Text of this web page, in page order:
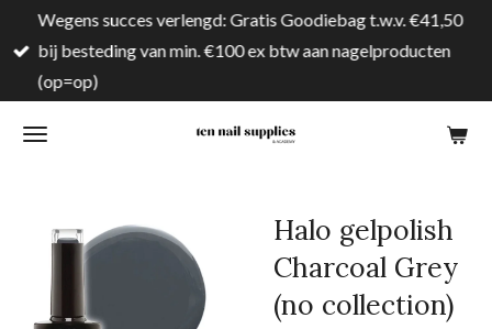
direct
naar
hoofdinhoud
Wegens succes verlengd: Gratis Goodiebag t.w.v. €41,50
bij besteding van min. €100 ex btw aan nagelproducten
(op=op)
Halo gelpolish
Charcoal Grey
(no collection)